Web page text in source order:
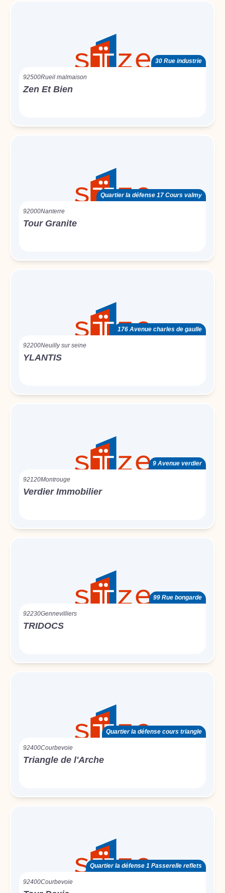
30 Rue industrie
92500Rueil malmaison
Zen Et Bien
Quartier la défense 17 Cours valmy
92000Nanterre
Tour Granite
176 Avenue charles de gaulle
92200Neuilly sur seine
YLANTIS
9 Avenue verdier
92120Montrouge
Verdier Immobilier
99 Rue bongarde
92230Gennevilliers
TRIDOCS
Quartier la défense cours triangle
92400Courbevoie
Triangle de l'Arche
Quartier la défense 1 Passerelle reflets
92400Courbevoie